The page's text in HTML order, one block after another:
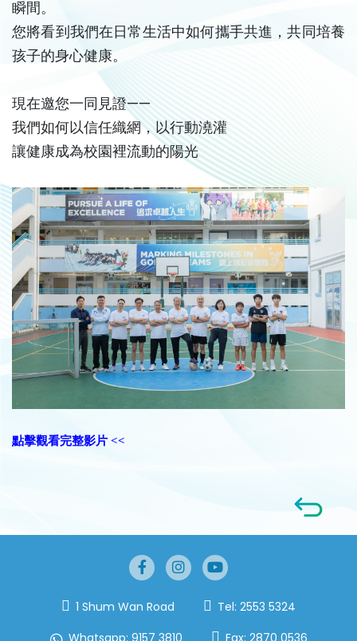
瞬間。
您將看到我們在日常生活中如何攜手共進，共同培養
孩子的身心健康。
現在邀您一同見證——
我們如何以信任織網，以行動澆灌
讓健康成為校園裡流動的陽光
點擊觀看完整影片 <<
1 Shum Wan Road Tel: 2553 5324